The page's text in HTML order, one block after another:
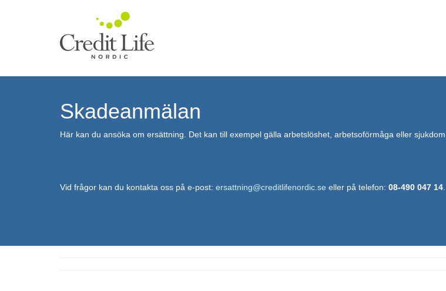
Skadeanmälan
Här kan du ansöka om ersättning. Det kan till exempel gälla arbetslöshet, arbetsoförmåga eller sjukdom.
Vid frågor kan du kontakta oss på e-post: ersattning@creditlifenordic.se eller på telefon: 08-490 047 14